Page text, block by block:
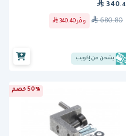
340 .4
680.80 وفّر 340.40
يشحن من إكويب
50% خصم